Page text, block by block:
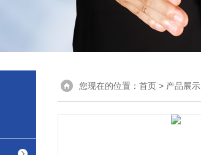
您现在的位置： 首页 > 产品展示